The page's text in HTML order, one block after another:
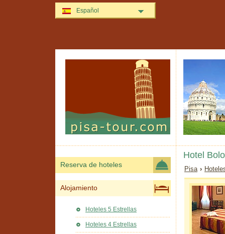
Hotel
Pisa ›
Reserva de hoteles
Alojamiento
Hoteles 5 Estrellas
Hoteles 4 Estrellas
Español